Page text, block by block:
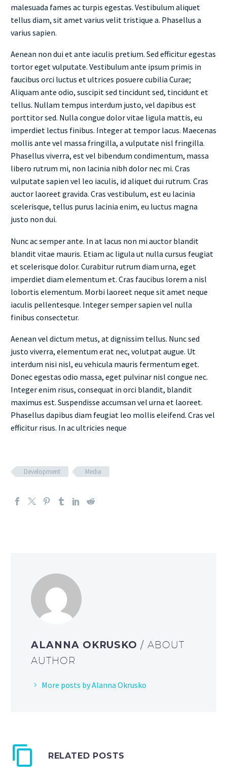
malesuada fames ac turpis egestas. Vestibulum aliquet
tellus diam, sit amet varius velit tristique a. Phasellus a
varius sapien.
Aenean non dui et ante iaculis pretium. Sed efficitur egestas
tortor eget vulputate. Vestibulum ante ipsum primis in
faucibus orci luctus et ultrices posuere cubilia Curae;
Aliquam ante odio, suscipit sed tincidunt sed, tincidunt et
tellus. Nullam tempus interdum justo, vel dapibus est
porttitor sed. Nulla congue dolor vitae ligula mattis, eu
imperdiet lectus finibus. Integer at tempor lacus. Maecenas
mollis ante vel massa fringilla, a vulputate nisl fringilla.
Phasellus viverra, est vel bibendum condimentum, massa
libero rutrum mi, non lacinia nibh dolor nec mi. Cras
vulputate sapien vel leo iaculis, id aliquet dui rutrum. Cras
auctor laoreet gravida. Cras vestibulum, est eu lacinia
scelerisque, tellus purus lacinia enim, eu luctus magna
justo non dui.
Nunc ac semper ante. In at lacus non mi auctor blandit
blandit vitae mauris. Etiam ac ligula ut nulla cursus feugiat
et scelerisque dolor. Curabitur rutrum diam urna, eget
imperdiet diam elementum et. Cras faucibus lorem a nisl
lobortis elementum. Morbi laoreet neque sit amet neque
iaculis pellentesque. Integer semper sapien vel nulla
finibus consectetur.
Aenean vel dictum metus, at dignissim tellus. Nunc sed
justo viverra, elementum erat nec, volutpat augue. Ut
interdum nisi nisl, eu vehicula mauris fermentum eget.
Donec egestas odio massa, eget pulvinar nisl congue nec.
Integer enim risus, consequat in orci blandit, blandit
maximus est. Suspendisse accumsan vel urna et laoreet.
Phasellus dapibus diam feugiat leo mollis eleifend. Cras vel
efficitur risus. In ac ultricies neque
Development Media
ALANNA OKRUSKO/ ABOUT
AUTHOR
More posts by Alanna Okrusko
RELATED POSTS